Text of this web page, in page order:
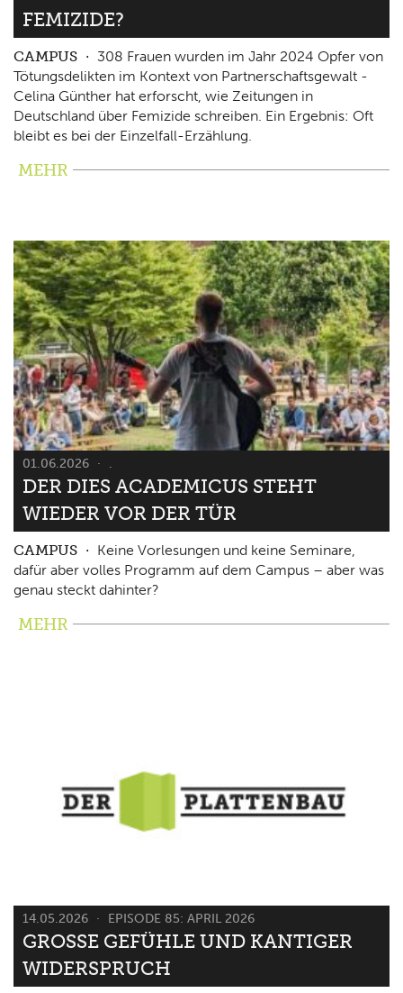
FEMIZIDE?
CAMPUS
308 Frauen wurden im Jahr 2024 Opfer von
Tötungsdelikten im Kontext von Partnerschaftsgewalt -
Celina Günther hat erforscht, wie Zeitungen in
Deutschland über Femizide schreiben. Ein Ergebnis: Oft
bleibt es bei der Einzelfall-Erzählung.
MEHR
01.06.2026 .
DER DIES ACADEMICUS STEHT
WIEDER VOR DER TÜR
CAMPUS
Keine Vorlesungen und keine Seminare,
dafür aber volles Programm auf dem Campus – aber was
genau steckt dahinter?
MEHR
14.05.2026 EPISODE 85: APRIL 2026
GROSSE GEFÜHLE UND KANTIGER W
IDERSPRUCH